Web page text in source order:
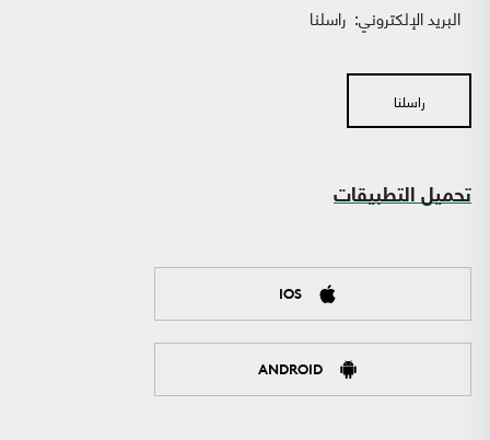
البريد الإلكتروني: راسلنا
راسلنا
تحميل التطبيقات
IOS
ANDROID